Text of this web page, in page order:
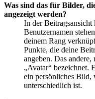
Was sind das für Bilder,
angezeigt werden?
In der
Benutzernamen
deinem Rang
Punkte, die deine
angeben. Das
„Avatar“ bezeichnet.
ein persönliches Bild,
unterschiedlich ist.